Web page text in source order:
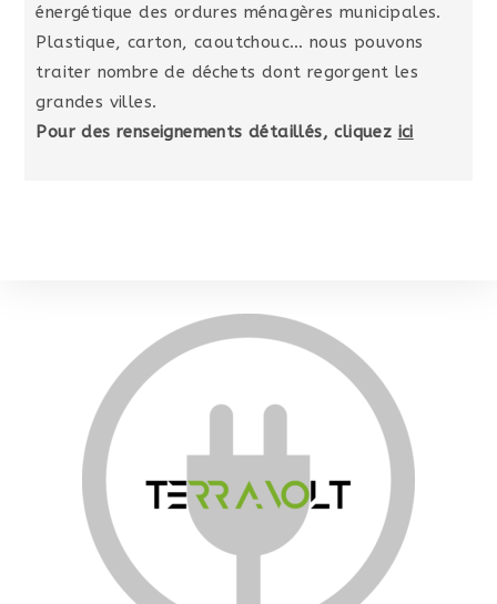
énergétique des ordures ménagères municipales.
Plastique, carton, caoutchouc… nous pouvons
traiter nombre de déchets dont regorgent les
grandes villes.
Pour des renseignements détaillés, cliquez ici